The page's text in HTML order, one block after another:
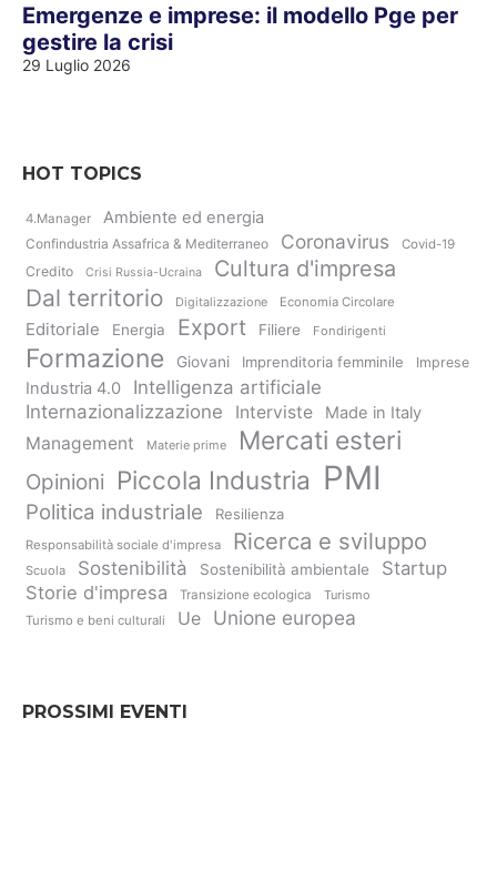
Emergenze e imprese: il modello Pge per
gestire la crisi
29 Luglio 2026
HOT TOPICS
4.Manager Ambiente ed energia
Confindustria Assafrica & Mediterraneo Coronavirus Covid-19
Credito Crisi Russia-Ucraina Cultura d'impresa
Dal territorio Digitalizzazione Economia Circolare
Editoriale Energia Export Filiere Fondirigenti
Formazione Giovani Imprenditoria femminile Imprese
Industria 4.0
Intelligenza artificiale
Internazionalizzazione
Interviste Made in Italy
Management Materie prime Mercati esteri
Opinioni Piccola Industria PMI
Politica industriale Resilienza
Responsabilità sociale d'impresa Ricerca e sviluppo
Scuola Sostenibilità Sostenibilità ambientale
Startup
Storie d'impresa
Transizione ecologica
Turismo
Turismo e beni culturali
Ue Unione europea
PROSSIMI EVENTI